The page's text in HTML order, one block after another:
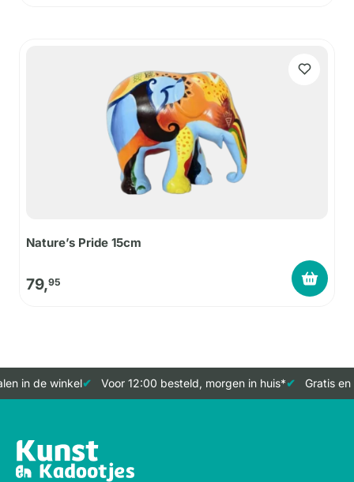
Nature’s Pride 15cm
79,95
in de winkel Voor 12:00 besteld, morgen in huis* Gratis en